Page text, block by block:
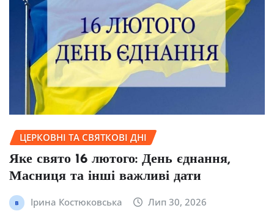
ЦЕРКОВНІ ТА СВЯТКОВІ ДНІ
Яке свято 16 лютого: День єднання,
Масниця та інші важливі дати
Ірина Костюковська Лип 30, 2026